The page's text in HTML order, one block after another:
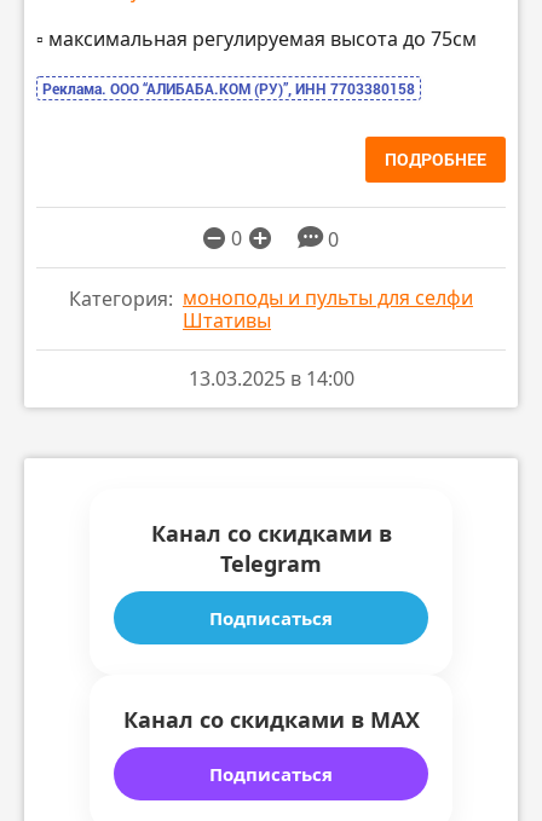
▫️ максимальная регулируемая высота до 75см
Реклама. ООО “АЛИБАБА.КОМ (РУ)”, ИНН 7703380158
ПОДРОБНЕЕ
0 0
Категория: моноподы и пульты для селфи
Штативы
13.03.2025 в 14:00
Канал со скидками в
Telegram
Подписаться
Канал со скидками в MAX
Подписаться